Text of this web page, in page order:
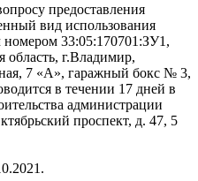
предоставления
вид использования
номером 33:05:170701:ЗУ1,
область, г.Владимир,
7 «А», гаражный бокс № 3,
в течении 17 дней в
администрации
проспект, д. 47, 5